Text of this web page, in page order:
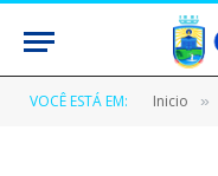
VOCÊ ESTÁ EM: Inicio »